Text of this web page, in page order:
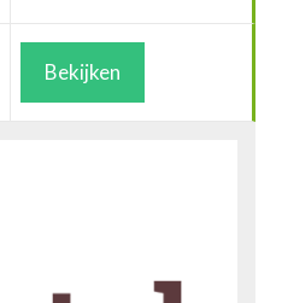
Bekijken